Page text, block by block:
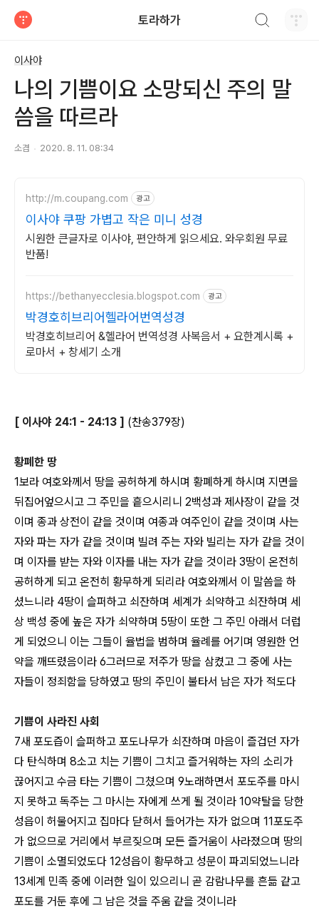
토라하가
이사야
나의 기쁨이요 소망되신 주의 말
씀을 따르라
소겸 2020. 8. 11. 08:34
http://m.coupang.com 광고
이사야 쿠팡 가볍고 작은 미니 성경
시원한 큰글자로 이사야, 편안하게 읽으세요. 와우회원 무료
반품!
https://bethanyecclesia.blogspot.com 광고
박경호히브리어헬라어번역성경
박경호히브리어 &헬라어 번역성경 사복음서 + 요한계시록 +
로마서 + 창세기 소개
[ 이사야 24:1 - 24:13 ] (찬송379장)
황폐한 땅
1보라 여호와께서 땅을 공허하게 하시며 황폐하게 하시며 지면을
뒤집어엎으시고 그 주민을 흩으시리니 2백성과 제사장이 같을 것
이며 종과 상전이 같을 것이며 여종과 여주인이 같을 것이며 사는
자와 파는 자가 같을 것이며 빌려 주는 자와 빌리는 자가 같을 것이
며 이자를 받는 자와 이자를 내는 자가 같을 것이라 3땅이 온전히
공허하게 되고 온전히 황무하게 되리라 여호와께서 이 말씀을 하
셨느니라 4땅이 슬퍼하고 쇠잔하며 세계가 쇠약하고 쇠잔하며 세
상 백성 중에 높은 자가 쇠약하며 5땅이 또한 그 주민 아래서 더럽
게 되었으니 이는 그들이 율법을 범하며 율례를 어기며 영원한 언
약을 깨뜨렸음이라 6그러므로 저주가 땅을 삼켰고 그 중에 사는
자들이 정죄함을 당하였고 땅의 주민이 불타서 남은 자가 적도다
기쁨이 사라진 사회
7새 포도즙이 슬퍼하고 포도나무가 쇠잔하며 마음이 즐겁던 자가
다 탄식하며 8소고 치는 기쁨이 그치고 즐거워하는 자의 소리가
끊어지고 수금 타는 기쁨이 그쳤으며 9노래하면서 포도주를 마시
지 못하고 독주는 그 마시는 자에게 쓰게 될 것이라 10약탈을 당한
성읍이 허물어지고 집마다 닫혀서 들어가는 자가 없으며 11포도주
가 없으므로 거리에서 부르짖으며 모든 즐거움이 사라졌으며 땅의
기쁨이 소멸되었도다 12성읍이 황무하고 성문이 파괴되었느니라
13세계 민족 중에 이러한 일이 있으리니 곧 감람나무를 흔듦 같고
포도를 거둔 후에 그 남은 것을 주움 같을 것이니라